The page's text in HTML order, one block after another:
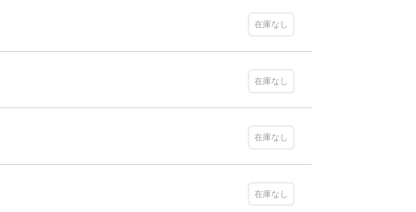
在庫なし
在庫なし
在庫なし
在庫なし